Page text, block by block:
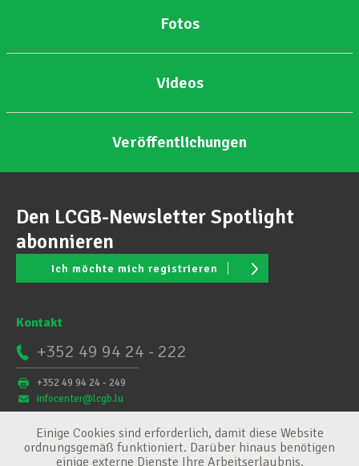
Fotos
Videos
Veröffentlichungen
Den LCGB-Newsletter Spotlight
abonnieren
Ich möchte mich registrieren
Kontakt
+352 49 94 24 - 222
+352 49 94 24 - 249
infocenter@lcgb.lu
Einige Cookies sind erforderlich, damit diese Website
ordnungsgemäß funktioniert. Darüber hinaus benötigen
einige externe Dienste Ihre Arbeitserlaubnis.